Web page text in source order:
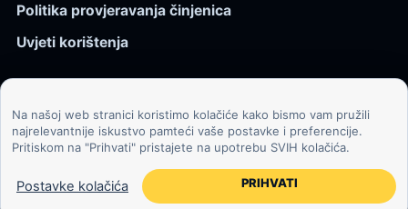
Politika provjeravanja činjenica
Uvjeti korištenja
© 2026 Kozmos.hr. Sva prava pridržana.
Svemir, znanost, tehnologija i velike ideje za znatiželjne
čitatelje.
Na našoj web stranici koristimo kolačiće kako bismo vam pružili
najrelevantnije iskustvo pamteći vaše postavke i preferencije.
Pritiskom na "Prihvati" pristajete na upotrebu SVIH kolačića.
Postavke kolačića PRIHVATI